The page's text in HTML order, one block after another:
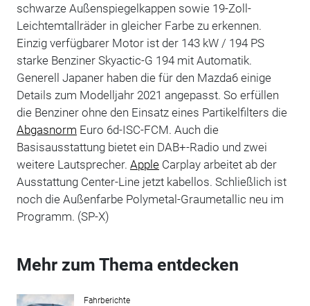
schwarze Außenspiegelkappen sowie 19-Zoll-
Leichtemtallräder in gleicher Farbe zu erkennen.
Einzig verfügbarer Motor ist der 143 kW / 194 PS
starke Benziner Skyactic-G 194 mit Automatik.
Generell Japaner haben die für den Mazda6 einige
Details zum Modelljahr 2021 angepasst. So erfüllen
die Benziner ohne den Einsatz eines Partikelfilters die
Abgasnorm Euro 6d-ISC-FCM. Auch die
Basisausstattung bietet ein DAB+-Radio und zwei
weitere Lautsprecher. AppleCarplay arbeitet ab der
Ausstattung Center-Line jetzt kabellos. Schließlich ist
noch die Außenfarbe Polymetal-Graumetallic neu im
Programm. (SP-X)
Mehr zum Thema entdecken
Fahrberichte